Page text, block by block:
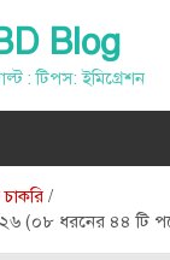
Blog
: টিপস: ইমিগ্রেশন
(০৮ ধরনের ৪৪ টি